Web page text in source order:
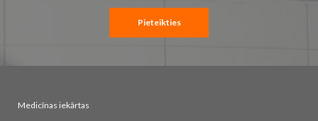
Pieteikties
Medicīnas iekārtas